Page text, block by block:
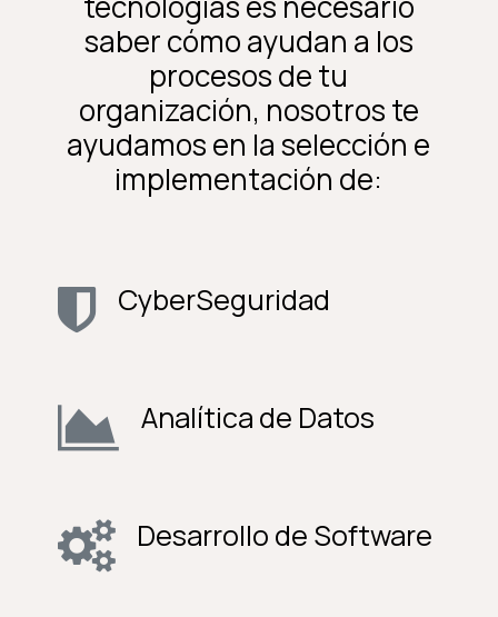
saber cómo ayudan a los
procesos de tu
organización, nosotros te
ayudamos en la selección e
implementación de:
CyberSeguridad
Analítica de Datos
Desarrollo de Software